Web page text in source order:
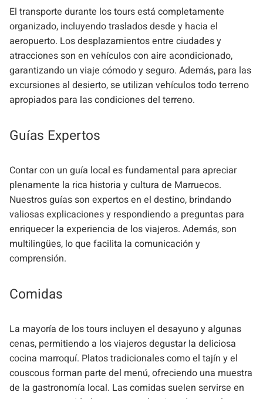
El transporte durante los tours está completamente
organizado, incluyendo traslados desde y hacia el
aeropuerto. Los desplazamientos entre ciudades y
atracciones son en vehículos con aire acondicionado,
garantizando un viaje cómodo y seguro. Además, para las
excursiones al desierto, se utilizan vehículos todo terreno
apropiados para las condiciones del terreno.
Guías Expertos
Contar con un guía local es fundamental para apreciar
plenamente la rica historia y cultura de Marruecos.
Nuestros guías son expertos en el destino, brindando
valiosas explicaciones y respondiendo a preguntas para
enriquecer la experiencia de los viajeros. Además, son
multilingües, lo que facilita la comunicación y
comprensión.
Comidas
La mayoría de los tours incluyen el desayuno y algunas
cenas, permitiendo a los viajeros degustar la deliciosa
cocina marroquí. Platos tradicionales como el tajín y el
couscous forman parte del menú, ofreciendo una muestra
de la gastronomía local. Las comidas suelen servirse en